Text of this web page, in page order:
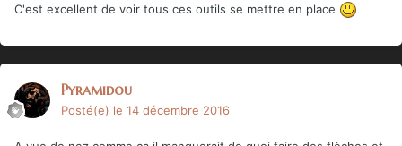
C'est excellent de voir tous ces outils se mettre en place
Pyramidou
Posté(e) le 14 décembre 2016